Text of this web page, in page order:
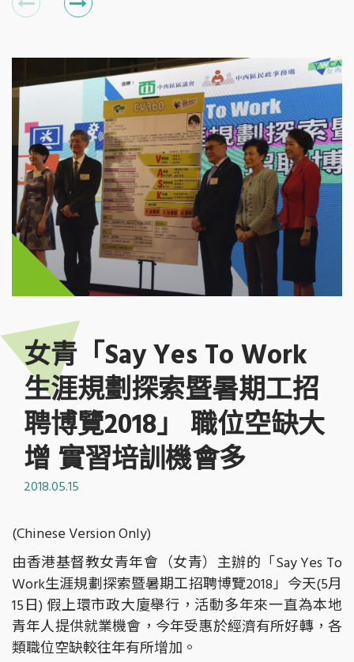
女青「Say Yes To Work
生涯規劃探索暨暑期工招
聘博覽2018」 職位空缺大
增 實習培訓機會多
2018.05.15
(Chinese Version Only)
由香港基督教女青年會（女青）主辦的「Say Yes To
Work生涯規劃探索暨暑期工招聘博覽2018」今天(5月
15日) 假上環市政大廈舉行，活動多年來一直為本地
青年人提供就業機會，今年受惠於經濟有所好轉，各
類職位空缺較往年有所增加。